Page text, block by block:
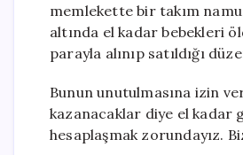
memlekette bir takım
altında el kadar bebekleri
parayla alınıp satıldığı
Bunun unutulmasına izin
kazanacaklar diye el kadar
hesaplaşmak zorundayız.